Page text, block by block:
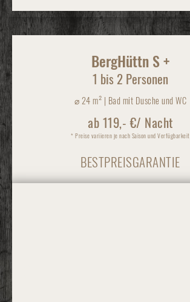
BergHüttn S +
1 bis 2 Personen
⌀ 24 m² | Bad mit Dusche und WC
ab 119,- €/ Nacht
* Preise variieren je nach Saison und Verfügbarkeit
BESTPREISGARANTIE